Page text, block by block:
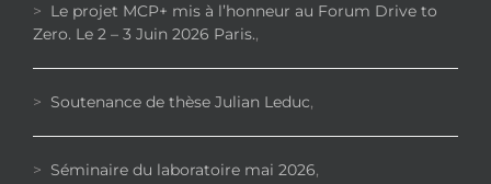
> Le projet MCP+ mis à l’honneur au Forum Drive to
Zero. Le 2 – 3 Juin 2026 Paris.,
> Soutenance de thèse Julian Leduc,
> Séminaire du laboratoire mai 2026,